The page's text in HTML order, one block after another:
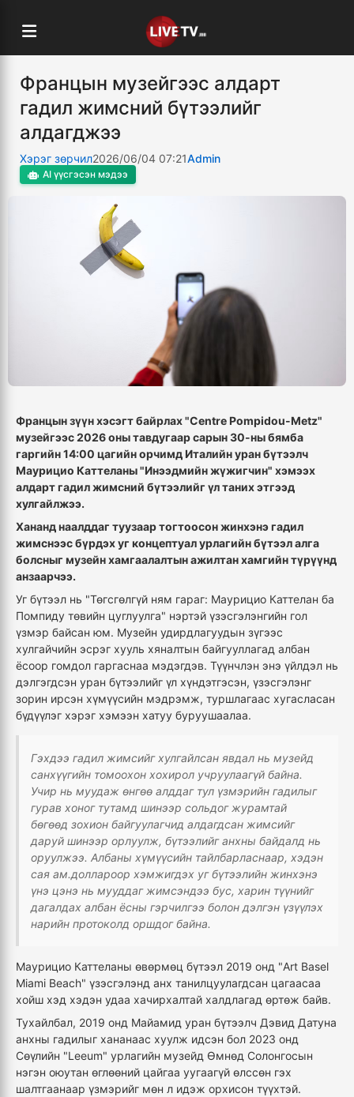
Францын музейгээс алдарт
гадил жимсний бүтээлийг
алдагджээ
Хэрэг зөрчил2026/06/04 07:21Admin
AI үүсгэсэн мэдээ
Францын зүүн хэсэгт байрлах "Centre Pompidou-Metz"
музейгээс 2026 оны тавдугаар сарын 30-ны бямба
гаргийн 14:00 цагийн орчимд Италийн уран бүтээлч
Маурицио Каттеланы "Инээдмийн жүжигчин" хэмээх
алдарт гадил жимсний бүтээлийг үл таних этгээд
хулгайлжээ.
Хананд наалддаг туузаар тогтоосон жинхэнэ гадил
жимснээс бүрдэх уг концептуал урлагийн бүтээл алга
болсныг музейн хамгаалалтын ажилтан хамгийн түрүүнд
анзаарчээ.
Уг бүтээл нь "Төгсгөлгүй ням гараг: Маурицио Каттелан ба
Помпиду төвийн цуглуулга" нэртэй үзэсгэлэнгийн гол
үзмэр байсан юм. Музейн удирдлагуудын зүгээс
хулгайчийн эсрэг хууль хяналтын байгууллагад албан
ёсоор гомдол гаргаснаа мэдэгдэв. Түүнчлэн энэ үйлдэл нь
дэлгэгдсэн уран бүтээлийг үл хүндэтгэсэн, үзэсгэлэнг
зорин ирсэн хүмүүсийн мэдрэмж, туршлагаас хугасласан
бүдүүлэг хэрэг хэмээн хатуу буруушаалаа.
Гэхдээ гадил жимсийг хулгайлсан явдал нь музейд
санхүүгийн томоохон хохирол учруулаагүй байна.
Учир нь муудаж өнгөө алддаг тул үзмэрийн гадилыг
гурав хоног тутамд шинээр сольдог журамтай
бөгөөд зохион байгуулагчид алдагдсан жимсийг
даруй шинээр орлуулж, бүтээлийг анхны байдалд нь
оруулжээ. Албаны хүмүүсийн тайлбарласнаар, хэдэн
сая ам.доллароор хэмжигдэх уг бүтээлийн жинхэнэ
үнэ цэнэ нь мууддаг жимсэндээ бус, харин түүнийг
дагалдах албан ёсны гэрчилгээ болон дэлгэн үзүүлэх
нарийн протоколд оршдог байна.
Маурицио Каттеланы өвөрмөц бүтээл 2019 онд "Art Basel
Miami Beach" үзэсгэлэнд анх танилцуулагдсан цагаасаа
хойш хэд хэдэн удаа хачирхалтай халдлагад өртөж байв.
Тухайлбал, 2019 онд Майамид уран бүтээлч Дэвид Датуна
анхны гадилыг хананаас хуулж идсэн бол 2023 онд
Сөүлийн "Leeum" урлагийн музейд Өмнөд Солонгосын
нэгэн оюутан өглөөний цайгаа уугаагүй өлссөн гэх
шалтгаанаар үзмэрийг мөн л идэж орхисон түүхтэй.